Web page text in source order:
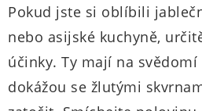
Pokud jste si oblíbili
nebo asijské kuchyně,
účinky. Ty mají na
dokážou se žlutými